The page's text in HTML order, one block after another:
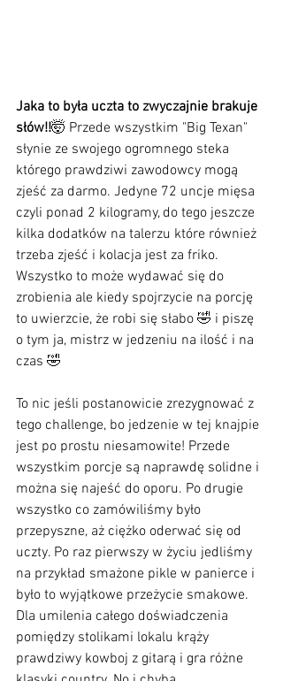
Jaka to była uczta to zwyczajnie brakuje
słów!!🤯 Przede wszystkim "Big Texan"
słynie ze swojego ogromnego steka
którego prawdziwi zawodowcy mogą
zjeść za darmo. Jedyne 72 uncje mięsa
czyli ponad 2 kilogramy, do tego jeszcze
kilka dodatków na talerzu które również
trzeba zjeść i kolacja jest za friko.
Wszystko to może wydawać się do
zrobienia ale kiedy spojrzycie na porcję
to uwierzcie, że robi się słabo 🤣 i piszę
o tym ja, mistrz w jedzeniu na ilość i na
czas 🤣
To nic jeśli postanowicie zrezygnować z
tego challenge, bo jedzenie w tej knajpie
jest po prostu niesamowite! Przede
wszystkim porcje są naprawdę solidne i
można się najeść do oporu. Po drugie
wszystko co zamówiliśmy było
przepyszne, aż ciężko oderwać się od
uczty. Po raz pierwszy w życiu jedliśmy
na przykład smażone pikle w panierce i
było to wyjątkowe przeżycie smakowe.
Dla umilenia całego doświadczenia
pomiędzy stolikami lokalu krąży
prawdziwy kowboj z gitarą i gra różne